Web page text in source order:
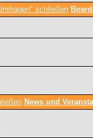
News und